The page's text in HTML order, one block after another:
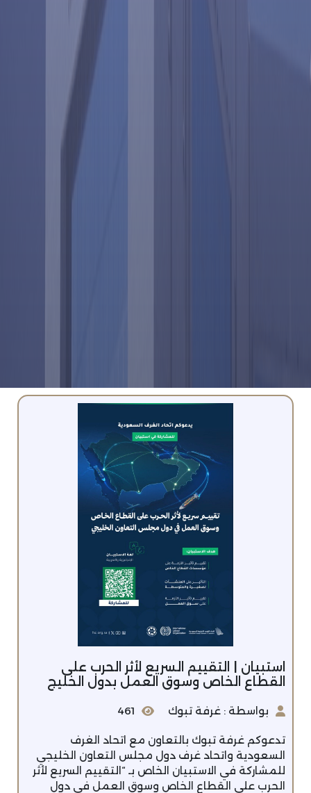
استبيان | التقييم السريع لأثر الحرب على
القطاع الخاص وسوق العمل بدول الخليج
بواسطة : غرفة تبوك 461
تدعوكم غرفة تبوك بالتعاون مع اتحاد الغرف
السعودية واتحاد غرف دول مجلس التعاون الخليجي
للمشاركة في الاستبيان الخاص بـ “التقييم السريع لأثر
الحرب على القطاع الخاص وسوق العمل في دول